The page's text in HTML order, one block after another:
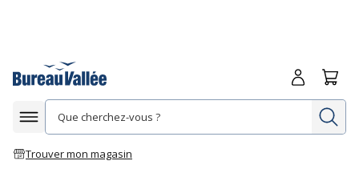
Afficher la navigation
Trouver mon magasin
Me